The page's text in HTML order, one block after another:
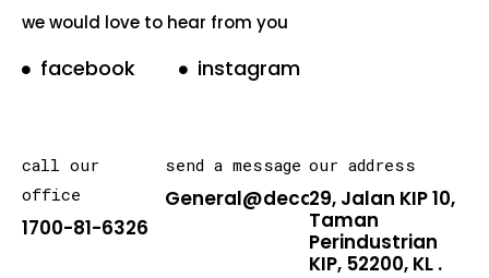
we would love to hear from you
facebook instagram
call our
office
1700-81-6326
send a message
General@decarton.asia
our address
29, Jalan KIP 10,
Taman
Perindustrian
KIP, 52200, KL .